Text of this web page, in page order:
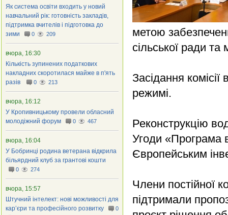
метою
сільської ради
Засідання
режимі.
Реконструкцію
Угоди «Програма
Європейським
Члени постійної
підтримали
Як система освіти входить у новий
навчальний рік: готовність закладів,
підтримка вчителів і підготовка до
зими
0 209
вчора, 16:30
Кількість зупинених податкових
накладних скоротилася майже в п'ять
разів
0 213
вчора, 16:12
У Кропивницькому провели обласний
молодіжний форум
0 467
вчора, 16:04
У Бобринці родина ветерана відкрила
більярдний клуб за грантові кошти
0 274
вчора, 15:57
Штучний інтелект: нові можливості для
кар’єри та професійного розвитку
0